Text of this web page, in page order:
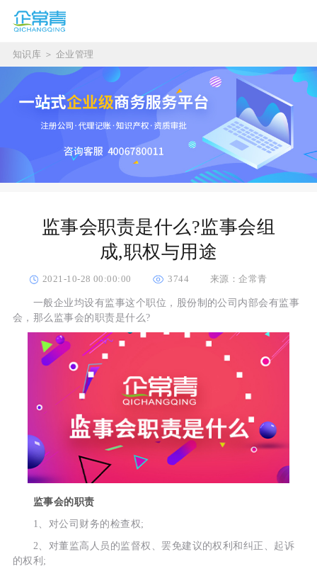
知识库 ＞ 企业管理
监事会职责是什么?监事会组
成,职权与用途
2021-10-28 00:00:00 3744 来源：企常青
一般企业均设有监事这个职位，股份制的公司内部会有监事
会，那么监事会的职责是什么?
监事会的职责
1、对公司财务的检查权;
2、对董监高人员的监督权、罢免建议的权利和纠正、起诉
的权利;